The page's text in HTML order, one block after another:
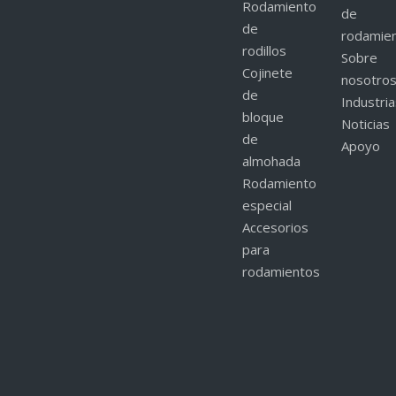
Rodamiento
de
rodillos
Cojinete
de
bloque
de
almohada
Rodamiento
especial
Accesorios
para
rodamientos
de
Sobre
nosotros
Noticias
Apoyo